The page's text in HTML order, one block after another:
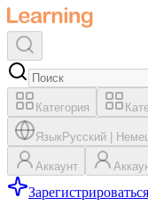
Категория
ЯзыкРусский
Аккаунт
Зарегистрироваться